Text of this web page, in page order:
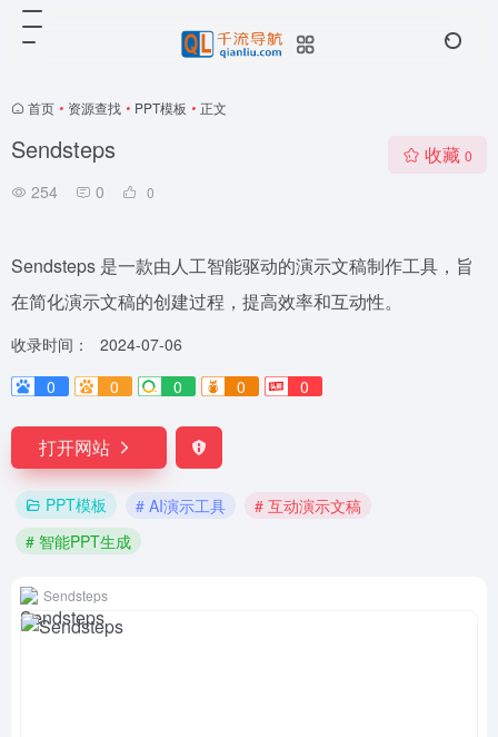
首页 • 资源查找 • PPT模板 • 正文
Sendsteps
254 0 0
收藏 0
Sendsteps 是一款由人工智能驱动的演示文稿制作工具，旨
在简化演示文稿的创建过程，提高效率和互动性。
收录时间：
2024-07-06
0
0 0 0 0
打开网站
PPT模板 # AI演示工具
# 互动演示文稿
# 智能PPT生成
Sendsteps